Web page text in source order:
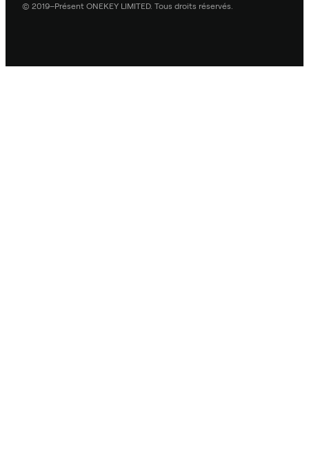
© 2019–Présent ONEKEY LIMITED. Tous droits réservés.